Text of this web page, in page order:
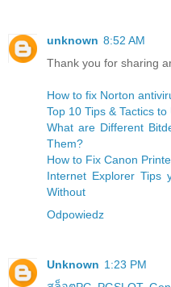
unknown 8:52 AM
Thank you for sharing
How to fix Norton
Top 10 Tips & Tactics
What are Different
Them?
How to Fix Canon
Internet Explorer Tips
Without
Odpowiedz
Unknown 1:23 PM